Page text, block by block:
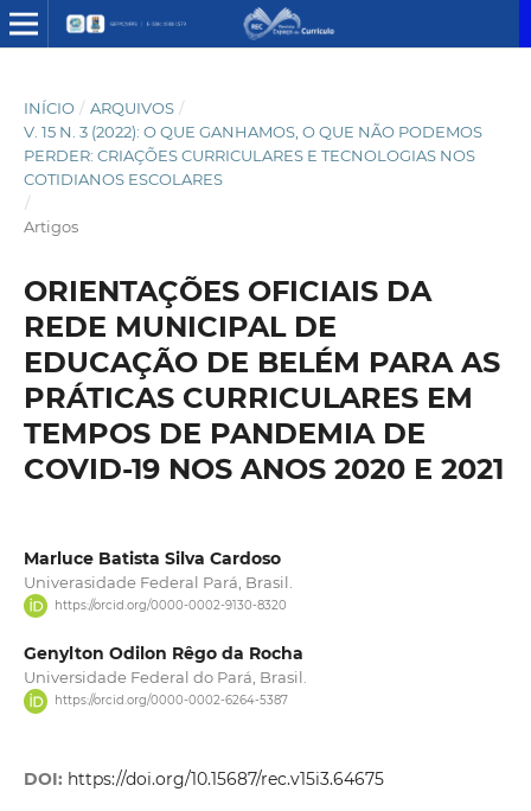
INÍCIO / ARQUIVOS /
V. 15 N. 3 (2022): O QUE GANHAMOS, O QUE NÃO PODEMOS
PERDER: CRIAÇÕES CURRICULARES E TECNOLOGIAS NOS
COTIDIANOS ESCOLARES
/
Artigos
ORIENTAÇÕES OFICIAIS DA
REDE MUNICIPAL DE
EDUCAÇÃO DE BELÉM PARA AS
PRÁTICAS CURRICULARES EM
TEMPOS DE PANDEMIA DE
COVID-19 NOS ANOS 2020 E 2021
Marluce Batista Silva Cardoso
Univerasidade Federal Pará, Brasil.
https://orcid.org/0000-0002-9130-8320
Genylton Odilon Rêgo da Rocha
Universidade Federal do Pará, Brasil.
https://orcid.org/0000-0002-6264-5387
DOI: https://doi.org/10.15687/rec.v15i3.64675